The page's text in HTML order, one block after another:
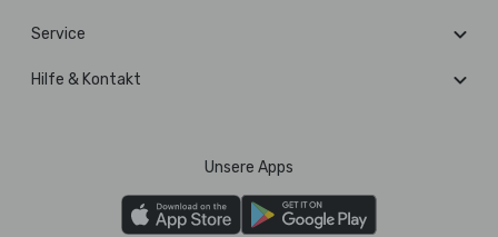
Service
Hilfe & Kontakt
Unsere Apps